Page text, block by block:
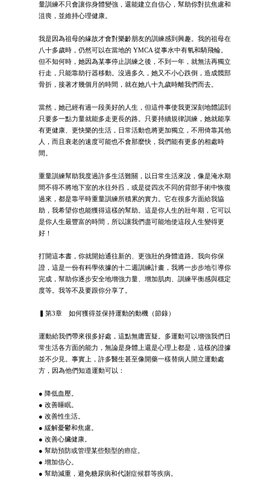
量訓練不只會讓你身體變強，還能建立自信心，幫助你對抗焦慮和
沮喪，並維持心理健康。
我是因為祖母的緣故才會對樂齡朋友的訓練感到興趣。我的祖母在
八十多歲時，仍然可以在當地的 YMCA 從事水中有氧和騎飛輪。
但不知何時，她因為某事停止訓練之後，不到一年，就無法再獨立
行走，只能靠助行器移動。沒過多久，她又不小心跌倒，造成髖部
骨折，接著才幾個月的時間，就在她八十九歲時離我們而去。
當然，她已經有過一段美好的人生，但這件事使我更深刻地體認到
只要多一點力量就能多走更長的路。只要持續規律訓練，她就能享
有更健康、更快樂的生活，日常活動也將更加獨立，不用倚靠其他
人，而且衰老的速度可能也不會那麼快，我們能有更多的相處時
間。
重量訓練幫助我度過許多生活難關，以日常生活來說，像是淹水期
間不得不將地下室的水往外舀，或是從四次不同的背部手術中恢復
過來，都是靠平時重量訓練所積累的實力。它在很多方面給我協
助，我希望你也能獲得這樣的幫助。這是你人生的壯年期，它可以
是你人生最豐富的時間，所以讓我們盡可能地使這段人生變得更
好！
打開這本書，你就開始通往新的、更強壯的身體道路。我向你保
證，這是一份有科學依據的十二週訓練計畫，我將一步步地引導你
完成，幫助你逐步安全地增強力量、增加肌肉、訓練平衡感與穩定
度等。我等不及要跟你分享了。
▍第3章 如何獲得並保持運動的動機（節錄）
運動給我們帶來很多好處，這點無庸置疑。多運動可以增強我們日
常生活各方面的能力，無論是身體上還是心理上都是，這樣的證據
並不少見。事實上，許多醫生甚至像開藥一樣替病人開立運動處
方，因為他們知道運動可以：
● 降低血壓。
● 改善睡眠。
● 改善性生活。
● 緩解憂鬱和焦慮。
● 改善心臟健康。
● 幫助預防或管理某些類型的癌症。
● 增加信心。
● 幫助減重，避免糖尿病和代謝症候群等疾病。